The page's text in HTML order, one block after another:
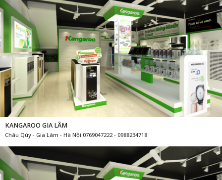
KANGAROO GIA LÂM
Châu Qùy - Gia Lâm - Hà Nội 0769047222 - 0988234718